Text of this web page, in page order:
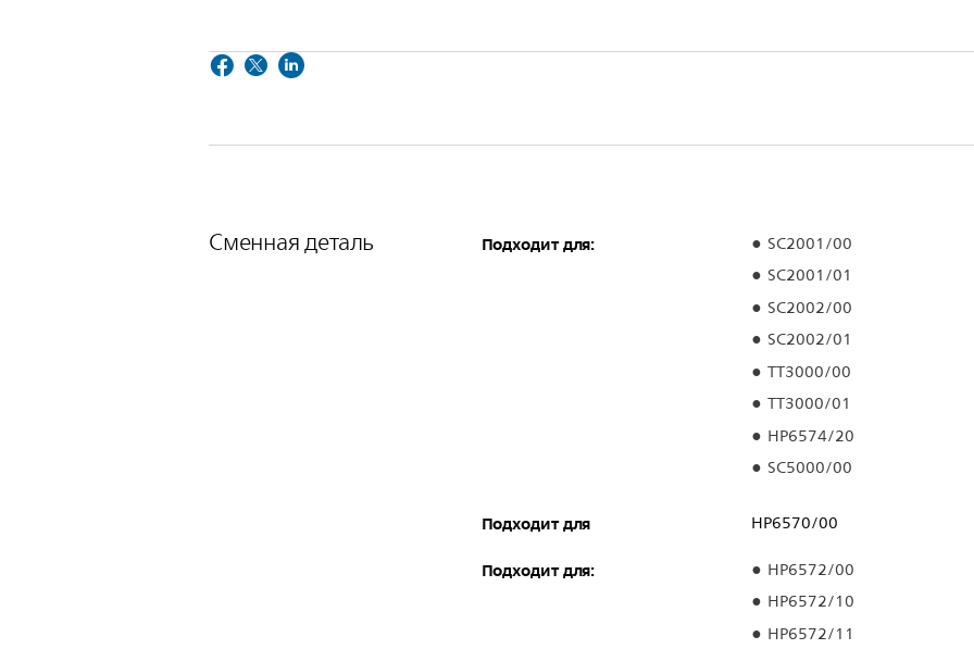
Сменная деталь Подходит для:
SC2001/00
SC2001/01
SC2002/00
SC2002/01
TT3000/00
TT3000/01
HP6574/20
SC5000/00
Подходит для HP6570/00
Подходит для:
HP6572/00
HP6572/10
HP6572/11